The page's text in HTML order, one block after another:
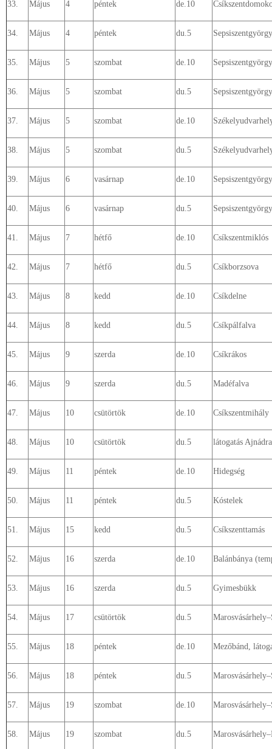
33. Május 4 péntek de.10
34. Május 4 péntek du.5
35. Május 5 szombat de.10
36. Május 5 szombat du.5
37. Május 5 szombat de.10
38. Május 5 szombat du.5
39. Május 6 vasárnap de.10
40. Május 6 vasárnap du.5
41. Május 7 hétfő de.10 Csíkszentmiklós
42. Május 7 hétfő du.5 Csíkborzsova
43. Május 8 kedd de.10 Csíkdelne
44. Május 8 kedd du.5 Csíkpálfalva
45. Május 9 szerda de.10 Csíkrákos
46. Május 9 szerda du.5 Madéfalva
47. Május 10 csütörtök de.10 Csíkszentmihály
48. Május 10 csütörtök du.5 látogatás Ajnádra
49. Május 11 péntek de.10 Hidegség
50. Május 11 péntek du.5 Kóstelek
51. Május 15 kedd du.5 Csíkszenttamás
52. Május 16 szerda de.10 Balánbánya
53. Május 16 szerda du.5 Gyimesbükk
54. Május 17 csütörtök du.5
55. Május 18 péntek de.10 Mezőbánd,
56. Május 18 péntek du.5
57. Május 19 szombat de.10
58. Május 19 szombat du.5